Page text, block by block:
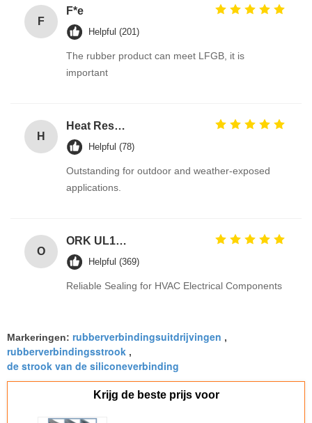
F
F*e
Helpful (201)
The rubber product can meet LFGB, it is
important
H
Heat Resistant Black EPDM Rubber O Rings for Gas Valves with Excellent Ozone Resistance for Automotive Tank Seal
Helpful (78)
Outstanding for outdoor and weather-exposed
applications.
O
ORK UL157 High Temperature Industrial Colored Silicone O Rings Suppliers
Helpful (369)
Reliable Sealing for HVAC Electrical Components
Markeringen: rubberverbindingsuitdrijvingen ,
rubberverbindingsstrook ,
de strook van de siliconeverbinding
Krijg de beste prijs voor